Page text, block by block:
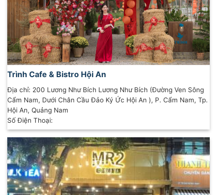
Trình Cafe & Bistro Hội An
Địa chỉ: 200 Lương Như Bích Lương Như Bích (Đường Ven Sông
Cẩm Nam, Dưới Chân Cầu Đảo Ký Ức Hội An ), P. Cẩm Nam, Tp.
Hội An, Quảng Nam
Số Điện Thoại: